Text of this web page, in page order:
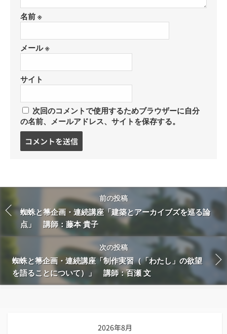
名前※
メール※
サイト
次回のコメントで使用するためブラウザーに自分
の名前、メールアドレス、サイトを保存する。
コ
る
前の投稿
蜘蛛と箒企画・連続講座「建築とアーカイブズを巡る論
点」 講師：藤本 貴子
次の投稿
蜘蛛と箒企画・連続講座「制作実習（「わたし」の欲望
を語ることについて）」 講師：百瀬 文
2026年8月